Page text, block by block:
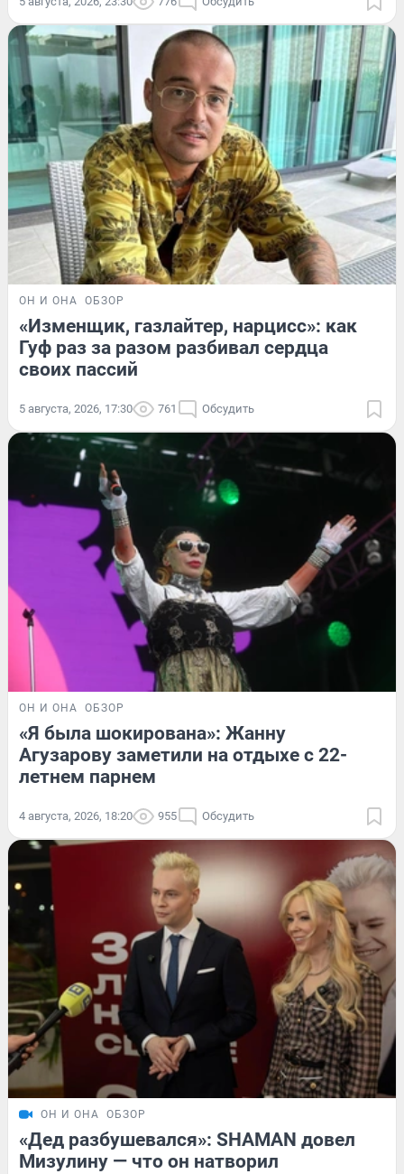
ОН И ОНА ОБЗОР
«Изменщик, газлайтер, нарцисс»: как
Гуф раз за разом разбивал сердца
своих пассий
5 августа, 2026, 17:30 761 Обсудить
ОН И ОНА ОБЗОР
«Я была шокирована»: Жанну
Агузарову заметили на отдыхе с 22-
летнем парнем
4 августа, 2026, 18:20 955 Обсудить
ОН И ОНА ОБЗОР
«Дед разбушевался»: SHAMAN довел
Мизулину — что он натворил